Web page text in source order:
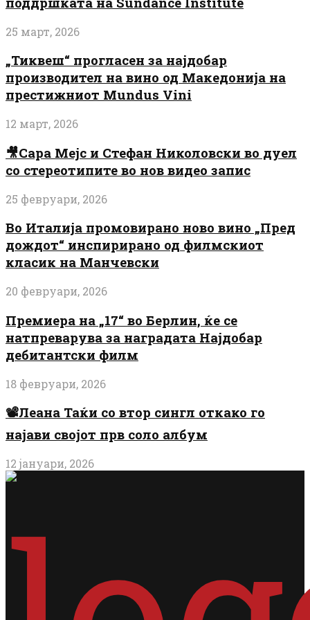
25 март, 2026
„Тиквеш“ прогласен за најдобар
производител на вино од Македонија на
престижниот Mundus Vini
12 март, 2026
🎥Сара Мејс и Стефан Николовски во дуел
со стереотипите во нов видео запис
25 февруари, 2026
Во Италија промовирано ново вино „Пред
дождот“ инспирирано од филмскиот
класик на Манчевски
20 февруари, 2026
Премиера на „17“ во Берлин, ќе се
натпреварува за наградата Најдобар
дебитантски филм
18 февруари, 2026
📽️Леана Таќи со втор сингл откако го
најави својот прв соло албум
12 јануари, 2026